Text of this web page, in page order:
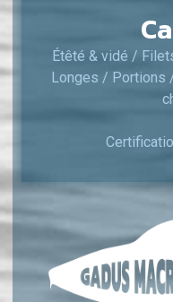
Étêté & vidé /
Longes / Portions